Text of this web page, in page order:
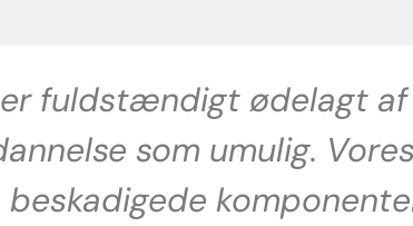
er fuldstændigt ødelagt
som umulig.
beskadigede